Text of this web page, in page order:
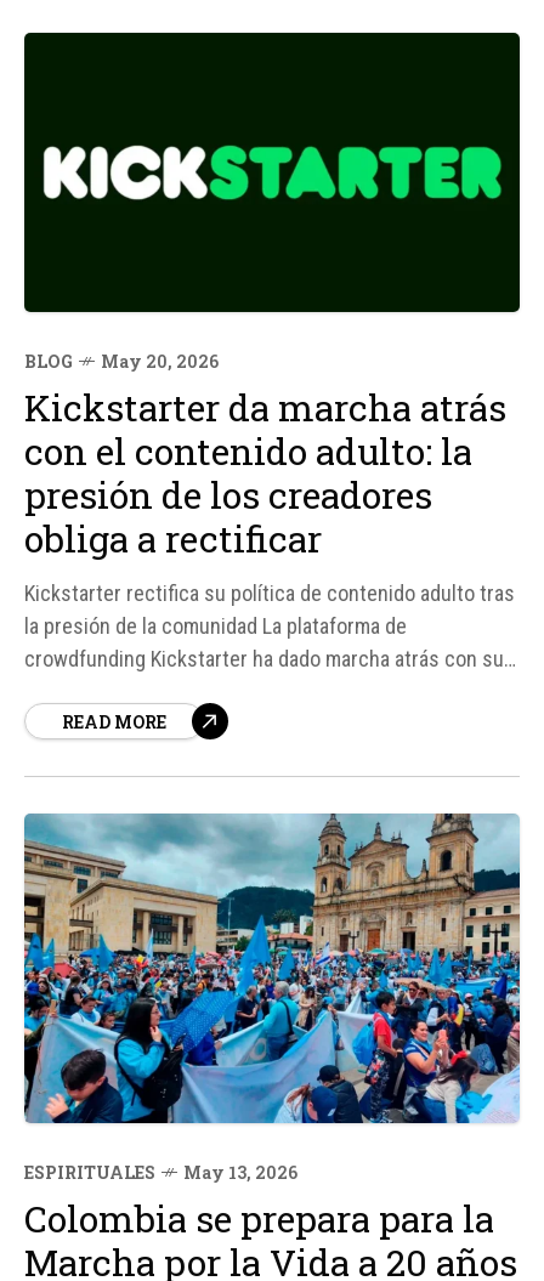
BLOG May 20, 2026
Kickstarter da marcha atrás
con el contenido adulto: la
presión de los creadores
obliga a rectificar
Kickstarter rectifica su política de contenido adulto tras
la presión de la comunidad La plataforma de
crowdfunding Kickstarter ha dado marcha atrás con su
anunciada menos de una semana antes. La comunidad
READ MORE
ESPIRITUALES May 13, 2026
Colombia se prepara para la
Marcha por la Vida a 20 años